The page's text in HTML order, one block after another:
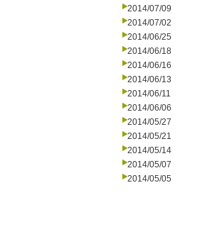
2014/07/09
2014/07/02
2014/06/25
2014/06/18
2014/06/16
2014/06/13
2014/06/11
2014/06/06
2014/05/27
2014/05/21
2014/05/14
2014/05/07
2014/05/05